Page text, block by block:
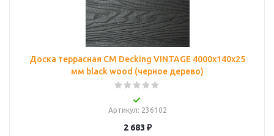
Доска террасная CM Decking VINTAGE 4000х140х25
мм black wood (черное дерево)
Артикул: 236102
2 683 ₽